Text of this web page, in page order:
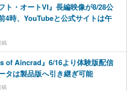
ト・オートVI』長編映像が8/28公
4時、YouTubeと公式サイトは午
of Aincrad』6/16より体験版配信
タは製品版へ引き継ぎ可能